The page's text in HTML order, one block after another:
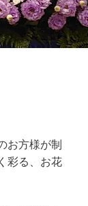
お方様が制
彩る、お花